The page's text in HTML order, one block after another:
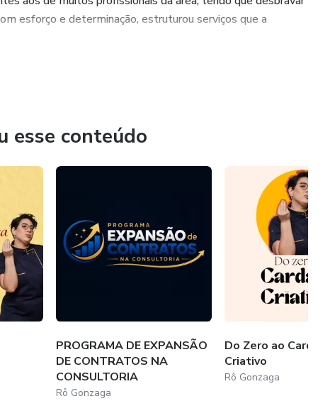
esforço e determinação, estruturou serviços que a
aprende as estratégias certas, e está pronta para ensinar
esse conteúdo
PROGRAMA DE EXPANSÃO
DE CONTRATOS NA
CONSULTORIA
Rô Gonzaga
Do Zero ao Cardápio
Criativo
Rô Gonzaga